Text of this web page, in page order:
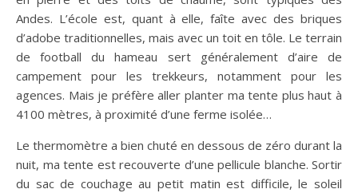
Andes. L’école est, quant à elle, faîte avec des briques
d’adobe traditionnelles, mais avec un toit en tôle. Le terrain
de football du hameau sert généralement d’aire de
campement pour les trekkeurs, notamment pour les
agences. Mais je préfère aller planter ma tente plus haut à
4100 mètres, à proximité d’une ferme isolée…
Le thermomètre a bien chuté en dessous de zéro durant la
nuit, ma tente est recouverte d’une pellicule blanche. Sortir
du sac de couchage au petit matin est difficile, le soleil